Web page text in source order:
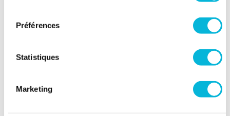
Préférences
Statistiques
MarketingService de Médecine physique et
Réadaptation - Rhumatologie
Médecin Spécialiste en Médecine